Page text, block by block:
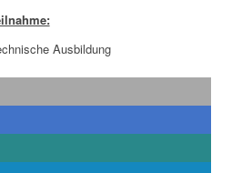
Ausbildung